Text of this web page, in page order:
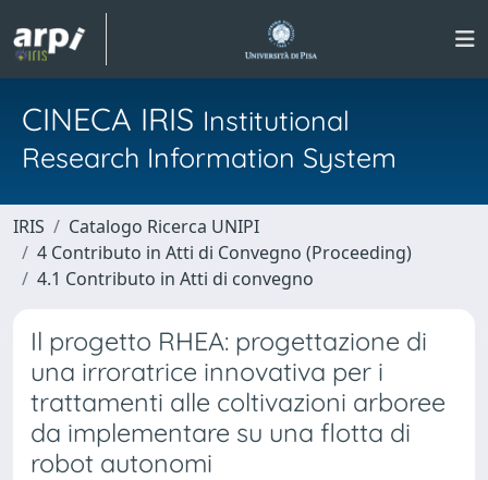
CINECA IRIS Institutional
Research Information System
IRIS
Catalogo Ricerca UNIPI
4 Contributo in Atti di Convegno (Proceeding)
4.1 Contributo in Atti di convegno
Il progetto RHEA: progettazione di
una irroratrice innovativa per i
trattamenti alle coltivazioni arboree
da implementare su una flotta di
robot autonomi